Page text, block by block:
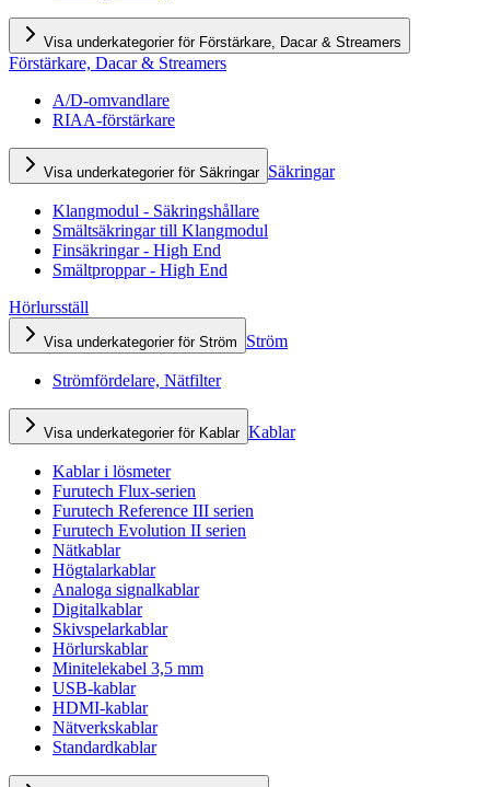
Visa underkategorier för Förstärkare, Dacar & Streamers
Förstärkare, Dacar & Streamers
A/D-omvandlare
RIAA-förstärkare
Visa underkategorier för Säkringar Säkringar
Klangmodul - Säkringshållare
Smältsäkringar till Klangmodul
Finsäkringar - High End
Smältproppar - High End
Hörlursställ
Visa underkategorier för Ström Ström
Strömfördelare, Nätfilter
Visa underkategorier för Kablar Kablar
Kablar i lösmeter
Furutech Flux-serien
Furutech Reference III serien
Furutech Evolution II serien
Nätkablar
Högtalarkablar
Analoga signalkablar
Digitalkablar
Skivspelarkablar
Hörlurskablar
Minitelekabel 3,5 mm
USB-kablar
HDMI-kablar
Nätverkskablar
Standardkablar